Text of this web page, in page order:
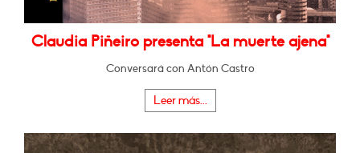
Claudia Piñeiro presenta "La muerte ajena"
Conversará con Antón Castro
Leer más...